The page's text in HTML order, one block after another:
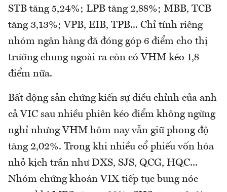
STB tăng 5,24%; LPB tăng 2,88%; MBB, TCB
tăng 3,13%; VPB, EIB, TPB... Chỉ tính riêng
nhóm ngân hàng đã đóng góp 6 điểm cho thị
trường chung ngoài ra còn có VHM kéo 1,8
điểm nữa.
Bất động sản chứng kiến sự điều chỉnh của anh
cả VIC sau nhiều phiên kéo điểm không ngừng
nghỉ nhưng VHM hôm nay vẫn giữ phong độ
tăng 2,02%. Trong khi nhiều cổ phiếu vốn hóa
nhỏ kịch trần như DXS, SJS, QCG, HQC...
Nhóm chứng khoán VIX tiếp tục bung nóc